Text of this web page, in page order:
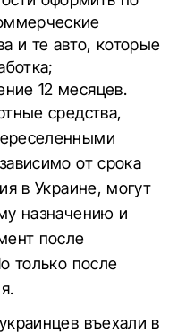
и те авто, которые
12 месяцев.
средства,
от срока
в Украине, могут
назначению и
после
только после
въехали в